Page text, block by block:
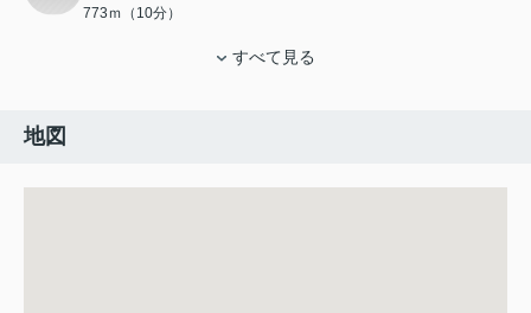
773ｍ（10分）
すべて見る
地図